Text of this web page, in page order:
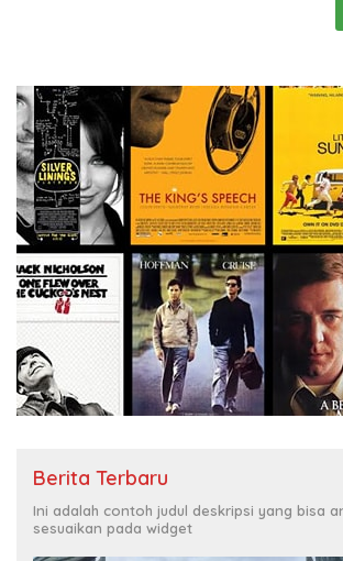
Berita Terbaru
Ini adalah contoh judul deskripsi yang bisa
sesuaikan pada widget